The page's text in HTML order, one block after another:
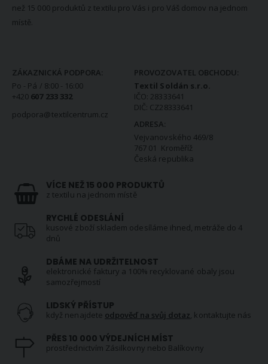
než 15 000 produktů z textilu pro Vás i pro Váš domov na jednom
místě.
ZÁKAZNICKÁ PODPORA:
Po - Pá / 8:00 - 16:00
+420 607 233 332
podpora@textilcentrum.cz
PROVOZOVATEL OBCHODU:
Textil Soldán s.r.o.
IČO: 28333641
DIČ: CZ28333641
ADRESA:
Vejvanovského 469/8
767 01 Kroměříž
Česká republika
VÍCE NEŽ 15 000 PRODUKTŮ
z textilu na jednom místě
RYCHLÉ ODESLÁNÍ
kusové zboží skladem odesíláme ihned, metráže do 4
dnů
DBÁME NA UDRŽITELNOST
elektronické faktury a 100% recyklované obaly jsou
samozřejmostí
LIDSKÝ PŘÍSTUP
když nenajdete odpověď na svůj dotaz, kontaktujte nás
PŘES 10 000 VÝDEJNÍCH MÍST
prostřednictvím Zásilkovny nebo Balíkovny